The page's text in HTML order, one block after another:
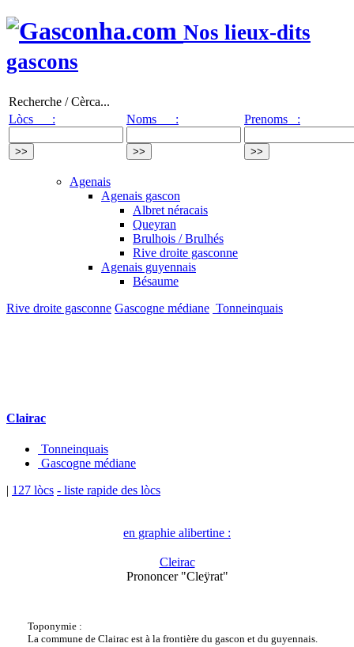
Nos lieux-dits
gascons
Recherche / Cèrca...
Lòcs :
Noms : Prenoms :
Agenais
Agenais gascon
Albret néracais
Queyran
Brulhois / Brulhés
Rive droite gasconne
Agenais guyennais
Bésaume
Rive droite gasconne Gascogne médiane Tonneinquais
Clairac
Tonneinquais
Gascogne médiane
| 127 lòcs - liste rapide des lòcs
en graphie alibertine :
Cleirac
Prononcer "Cleÿrat"
Toponymie :
La commune de Clairac est à la frontière du gascon et du guyennais.